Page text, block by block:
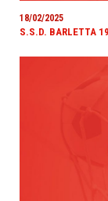
18/02/2025
S.S.D. BARLETTA